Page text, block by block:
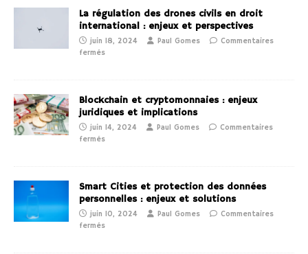
La régulation des drones civils en droit
international : enjeux et perspectives
juin 18, 2024 Paul Gomes
Commentaires
fermés
Blockchain et cryptomonnaies : enjeux
juridiques et implications
juin 14, 2024 Paul Gomes
Commentaires
fermés
Smart Cities et protection des données
personnelles : enjeux et solutions
juin 10, 2024 Paul Gomes
Commentaires
fermés